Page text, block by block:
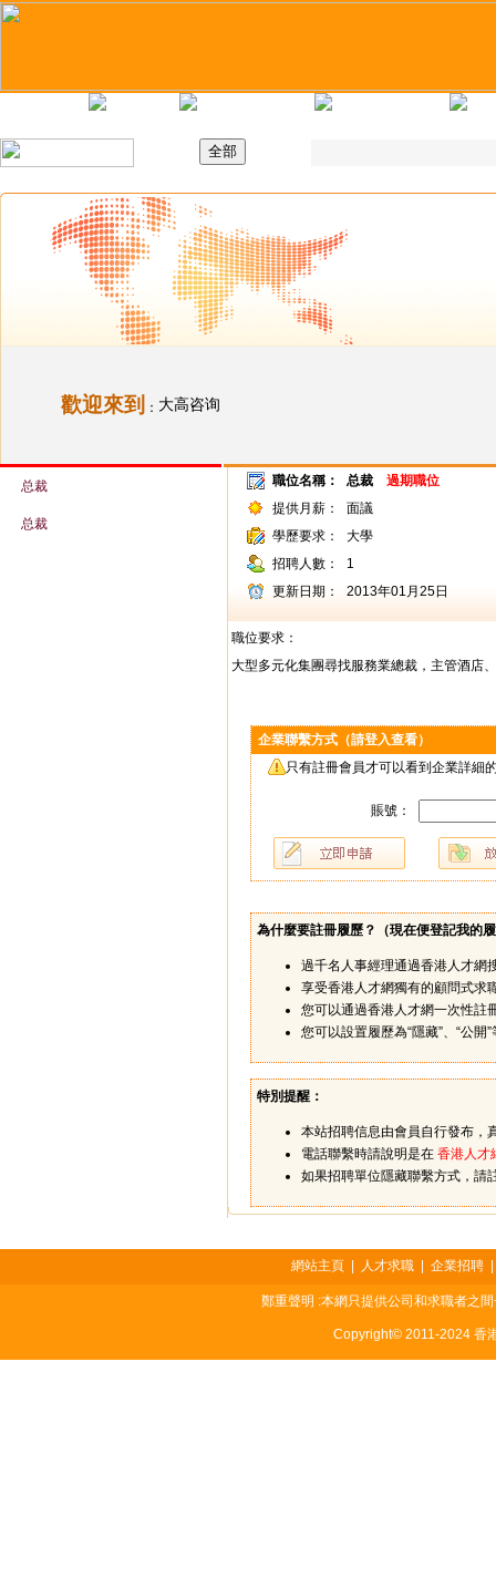
歡迎來到 ： 大高咨询
总裁
总裁
職位名稱： 总裁
過期職位
提供月薪：
面議
學歷要求：
大學
招聘人數：
1
更新日期：
2013年01月25日
職位要求：
大型多元化集團尋找服務業總裁，主管酒店
企業聯繫方式（請登入查看）
只有註冊會員才可以看到企業詳細
賬號：
為什麼要註冊履歷？（現在便登記我的
過千名人事經理通過香港人才網
享受香港人才網獨有的顧問式求
您可以通過香港人才網一次性註
您可以設置履歷為“隱藏”、“公
特別提醒：
本站招聘信息由會員自行發布，
電話聯繫時請說明是在 香港人才
如果招聘單位隱藏聯繫方式，請
網站主頁 人才求職 企業招聘
鄭重聲明 :本網只提供公司和求職者之
Copyright© 2011-2024 香